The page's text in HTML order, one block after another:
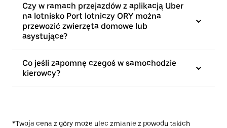
Czy w ramach przejazdów z aplikacją Uber
na lotnisko Port lotniczy ORY można
przewozić zwierzęta domowe lub
asystujące?
Co jeśli zapomnę czegoś w samochodzie
kierowcy?
*Twoja cena z góry może ulec zmianie z powodu takich